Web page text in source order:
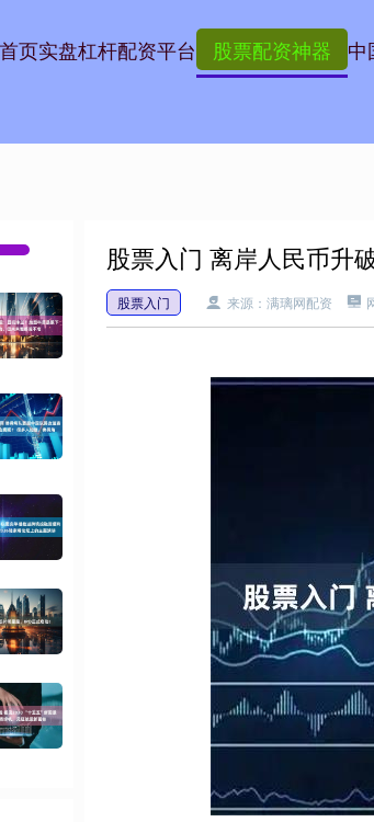
首页实盘杠杆配资平台 股票配资神器 中
股票入门 离岸人民币升
股票入门 来源：满璃网配资